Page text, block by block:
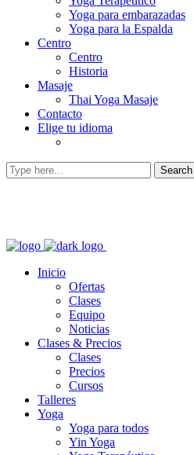
Yoga para embarazadas
Yoga para la Espalda
Centro
Centro
Historia
Masaje
Thai Yoga Masaje
Contacto
Elige tu idioma
Inicio
Ofertas
Clases
Equipo
Noticias
Clases & Precios
Clases
Precios
Cursos
Talleres
Yoga
Yoga para todos
Yin Yoga